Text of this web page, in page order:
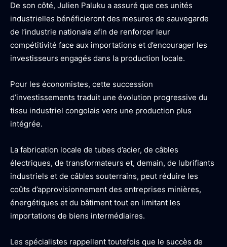
De son côté, Julien Paluku a assuré que ces unités
industrielles bénéficieront des mesures de sauvegarde
de l’industrie nationale afin de renforcer leur
compétitivité face aux importations et d’encourager les
investisseurs engagés dans la production locale.
Pour les économistes, cette succession
d’investissements traduit une évolution progressive du
tissu industriel congolais vers une production plus
intégrée.
La fabrication locale de tubes d’acier, de câbles
électriques, de transformateurs et, demain, de lubrifiants
industriels et de câbles souterrains, peut réduire les
coûts d’approvisionnement des entreprises minières,
énergétiques et du bâtiment tout en limitant les
importations de biens intermédiaires.
Les spécialistes rappellent toutefois que le succès de